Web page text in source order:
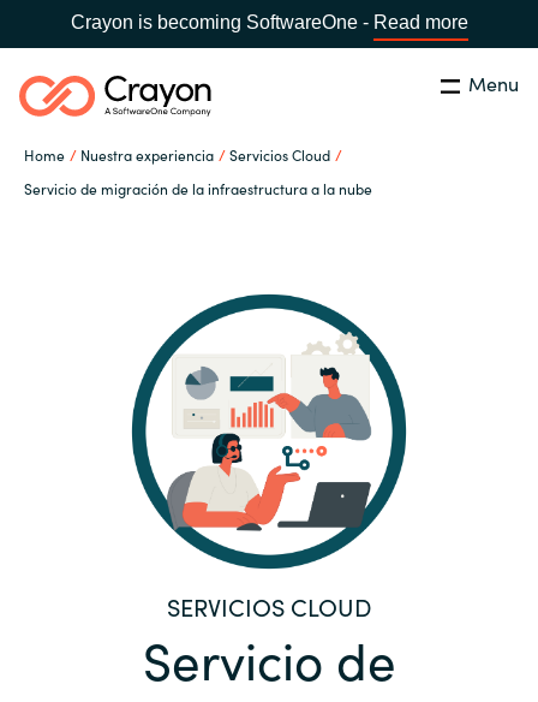
Crayon is becoming SoftwareOne - Read more
Menu
Home Nuestra experiencia
Servicios Cloud
Servicio de migración de la infraestructura a la nube
Africa
Australia
Austria
Bulgaria
Buscar cerrar
Nuestra experiencia
Canal Partner
Campañas
Recursos
Sobre Crayon
ContactoServicio de
SERVICIOS CLOUD